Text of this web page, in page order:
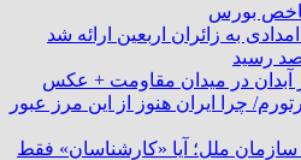
آبدان در میدان مقاومت + عکس
تا ابرتورم/ چرا ایران هنوز از این مرز عبور
ملل؛ آیا «کارشناسان» فقط